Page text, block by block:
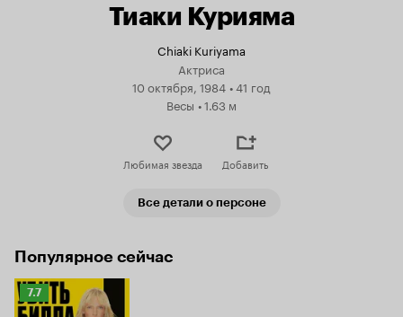
Тиаки Курияма
Chiaki Kuriyama
Актриса
10 октября, 1984 •41 год
Весы •1.63 м
Любимая звезда Добавить
Все детали о персоне
Популярное сейчас
Рейтинг
Кинопоиска
7.7